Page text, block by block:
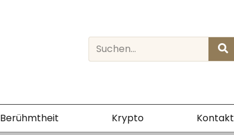
Search
Berühmtheit Krypto Kontakt